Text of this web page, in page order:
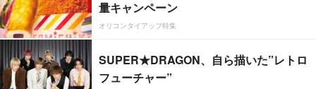
量キャンペーン
オリコンタイアップ特集
SUPER★DRAGON、自ら描いた”レトロ
フューチャー”